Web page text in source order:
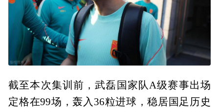
截至本次集训前，武磊国家队A级赛事出场
定格在99场，轰入36粒进球，稳居国足历史